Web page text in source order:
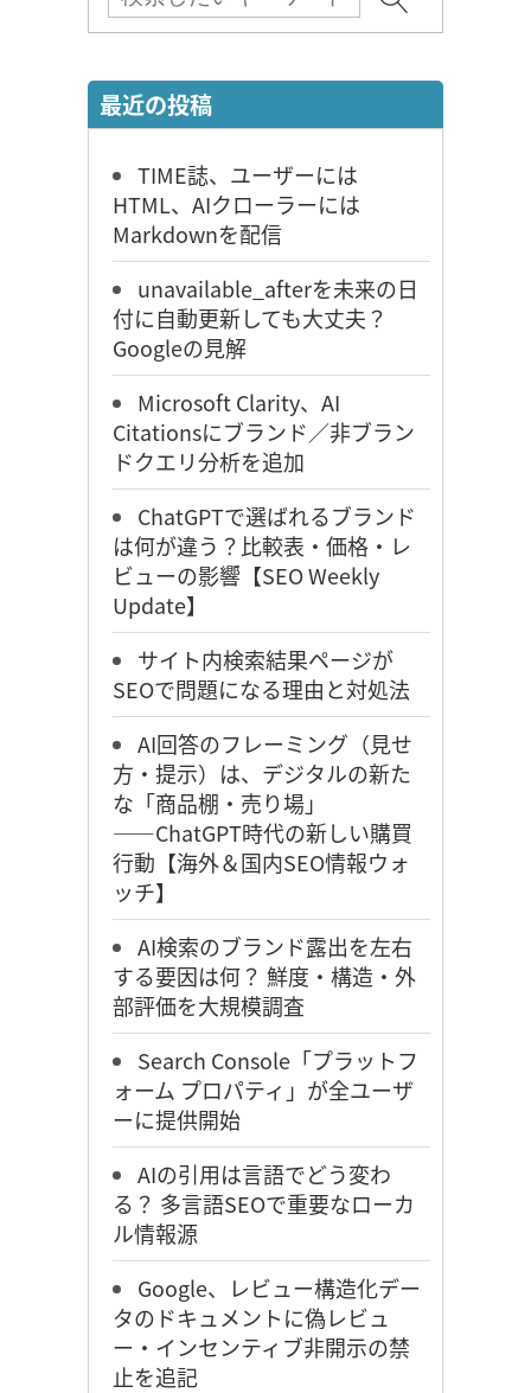
最近の投稿
TIME誌、ユーザーには
HTML、AIクローラーには
Markdownを配信
unavailable_afterを未来の日
付に自動更新しても大丈夫？
Googleの見解
Microsoft Clarity、AI
Citationsにブランド／非ブラン
ドクエリ分析を追加
ChatGPTで選ばれるブランド
は何が違う？比較表・価格・レ
ビューの影響【SEO Weekly
Update】
サイト内検索結果ページが
SEOで問題になる理由と対処法
AI回答のフレーミング（見せ
方・提示）は、デジタルの新た
な「商品棚・売り場」
――ChatGPT時代の新しい購買
行動【海外＆国内SEO情報ウォ
ッチ】
AI検索のブランド露出を左右
する要因は何？ 鮮度・構造・外
部評価を大規模調査
Search Console「プラットフ
ォーム プロパティ」が全ユーザ
ーに提供開始
AIの引用は言語でどう変わ
る？ 多言語SEOで重要なローカ
ル情報源
Google、レビュー構造化デー
タのドキュメントに偽レビュ
ー・インセンティブ非開示の禁
止を追記